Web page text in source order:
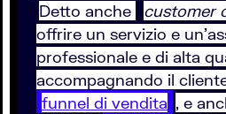
Detto anche customer
offrire un servizio e
professionale e di alta
accompagnando il
funnel di vendita , e